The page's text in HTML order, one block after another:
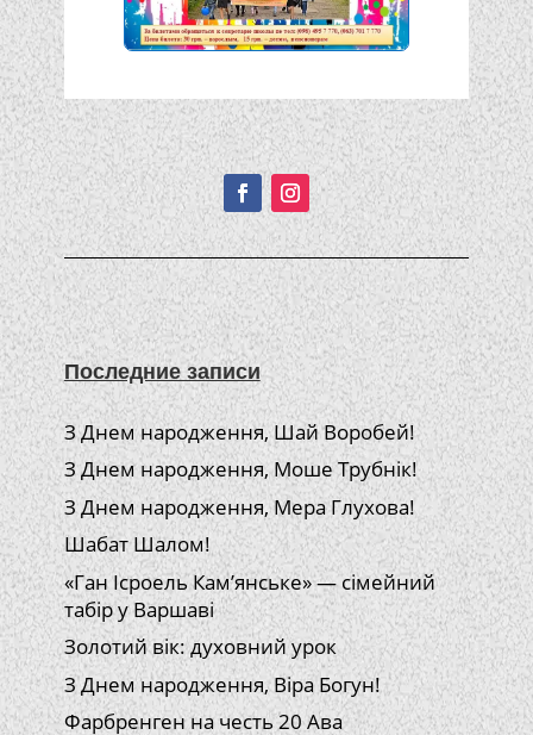
Подписывайтесь!
Последние записи
З Днем народження, Шай Воробей!
З Днем народження, Моше Трубнік!
З Днем народження, Мера Глухова!
Шабат Шалом!
«Ган Ісроель Кам’янське» — сімейний
табір у Варшаві
Золотий вік: духовний урок
З Днем народження, Віра Богун!
Фарбренген на честь 20 Ава